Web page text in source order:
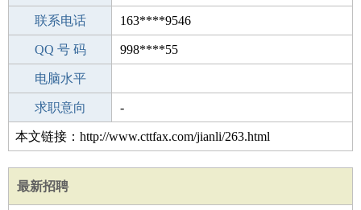
期望月薪
联系电话 163****9546
手机号码 163****9546
QQ 号 码 998****55
微信号码
电脑水平
外语水平
求职意向 -
本文链接：http://www.cttfax.com/jianli/263.html
最新招聘